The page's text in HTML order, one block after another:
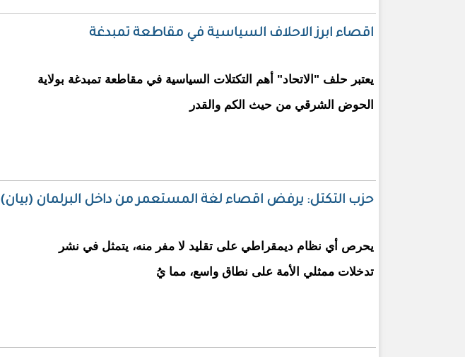
اقصاء ابرز الاحلاف السياسية في مقاطعة تمبدغة
يعتبر حلف "الاتحاد" أهم التكتلات السياسية في مقاطعة تمبدغة بولاية
الحوض الشرقي من حيث الكم والقدر
حزب التكتل: يرفض اقصاء لغة المستعمر من داخل البرلمان (بيان)
يحرص أي نظام ديمقراطي على تقليد لا مفر منه، يتمثل في نشر
تدخلات ممثلي الأمة على نطاق واسع، مما يُ